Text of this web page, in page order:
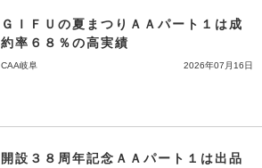
ＧＩＦＵの夏まつりＡＡパート１は成
約率６８％の高実績
CAA岐阜 2026年07月16日
開設３８周年記念ＡＡパート１は出品